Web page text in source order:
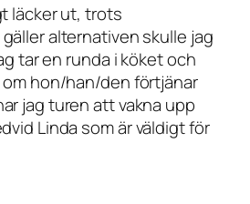
läcker ut, trots
alternativen skulle jag
tar en runda i köket och
hon/han/den förtjänar
jag turen att vakna upp
Linda som är väldigt för